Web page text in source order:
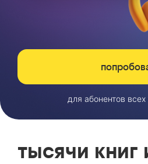
для абонентов всех
тысячи книг